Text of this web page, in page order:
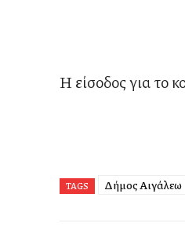
Η είσοδος για το
TAGS Δήμος Αιγάλεω